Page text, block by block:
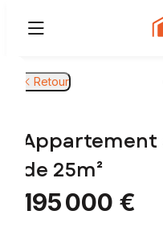
Retour
Appartement
de 25m²
195 000 €